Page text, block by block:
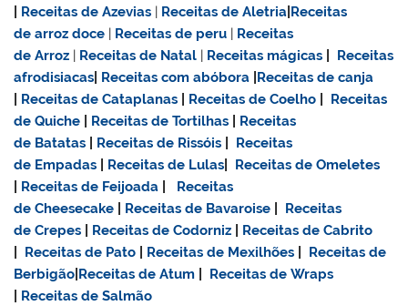
Receitas de Azevias | Receitas de Aletria Receitas
dearroz doce | Receitas de peru | Receitas
de Arroz | Receitas de Natal | Receitas mágicas
Receitas
afrodisiacas Receitas com abóbora Receitas de canja
Receitas de Cataplanas Receitas de Coelho
Receitas
de Quiche
Receitas de Tortilhas
Receitas
de Batatas
Receitas de Rissóis
Receitas
de Empadas
Receitas de Lulas
Receitas de Omeletes
Receitas de Feijoada
Receitas
de Cheesecake
Receitas de Bavaroise
Receitas
de Crepes
Receitas de Codorniz
Receitas de Cabrito
Receitas de Pato Receitas de Mexilhões
Receitas de
Berbigão Receitas de Atum
Receitas de Wraps
Receitas de Salmão